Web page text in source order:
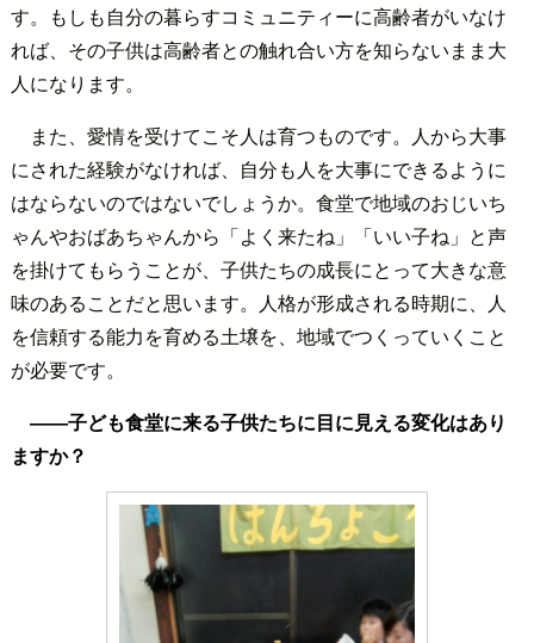
す。もしも自分の暮らすコミュニティーに高齢者がいなけ
れば、その子供は高齢者との触れ合い方を知らないまま大
人になります。
また、愛情を受けてこそ人は育つものです。人から大事
にされた経験がなければ、自分も人を大事にできるように
はならないのではないでしょうか。食堂で地域のおじいち
ゃんやおばあちゃんから「よく来たね」「いい子ね」と声
を掛けてもらうことが、子供たちの成長にとって大きな意
味のあることだと思います。人格が形成される時期に、人
を信頼する能力を育める土壌を、地域でつくっていくこと
が必要です。
――子ども食堂に来る子供たちに目に見える変化はあり
ますか？